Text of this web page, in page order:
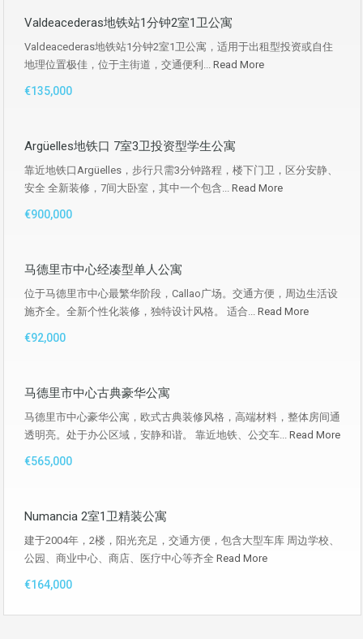
Valdeacederas地铁站1分钟2室1卫公寓
Valdeacederas地铁站1分钟2室1卫公寓，适用于出租型投资或自住
地理位置极佳，位于主街道，交通便利... Read More
€135,000
Argüelles地铁口 7室3卫投资型学生公寓
靠近地铁口Argüelles，步行只需3分钟路程，楼下门卫，区分安静、
安全 全新装修，7间大卧室，其中一个包含... Read More
€900,000
马德里市中心经凑型单人公寓
位于马德里市中心最繁华阶段，Callao广场。交通方便，周边生活设
施齐全。全新个性化装修，独特设计风格。 适合... Read More
€92,000
马德里市中心古典豪华公寓
马德里市中心豪华公寓，欧式古典装修风格，高端材料，整体房间通
透明亮。处于办公区域，安静和谐。 靠近地铁、公交车... Read More
€565,000
Numancia 2室1卫精装公寓
建于2004年，2楼，阳光充足，交通方便，包含大型车库 周边学校、
公园、商业中心、商店、医疗中心等齐全 Read More
€164,000